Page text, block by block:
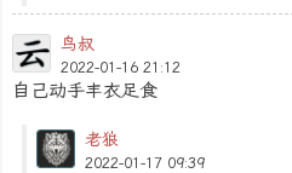
鸟叔
2022-01-16 21:12
自己动手丰衣足食
老狼
2022-01-17 09:39